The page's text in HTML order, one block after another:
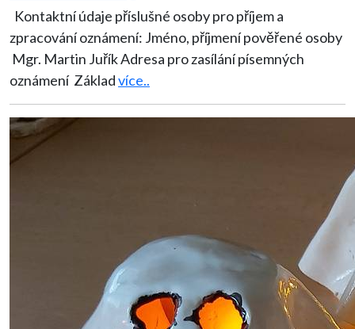
Kontaktní údaje příslušné osoby pro příjem a
zpracování oznámení: Jméno, příjmení pověřené osoby
Mgr. Martin Juřík Adresa pro zasílání písemných
oznámení Základvíce..